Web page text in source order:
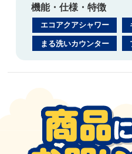
機能・仕様・特徴
エコアクアシャワー
まる洗いカウンター